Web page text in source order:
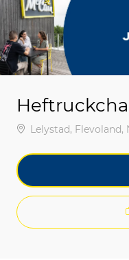
-
-
位置Lelystad, Flevoland,